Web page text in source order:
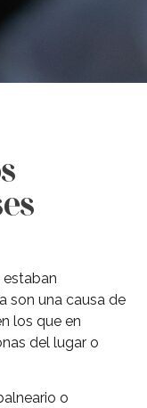
estaban
son una causa de
los que en
del lugar o
o